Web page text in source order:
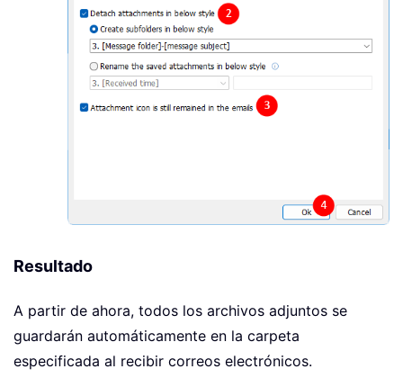
Resultado
A partir de ahora, todos los archivos adjuntos se
guardarán automáticamente en la carpeta
especificada al recibir correos electrónicos.